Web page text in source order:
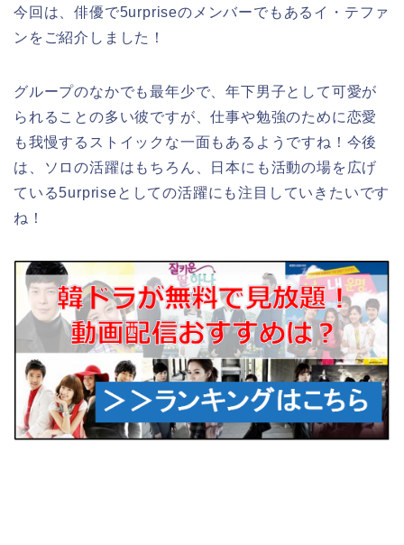
今回は、俳優で5urpriseのメンバーでもあるイ・テファ
ンをご紹介しました！
グループのなかでも最年少で、年下男子として可愛が
られることの多い彼ですが、仕事や勉強のために恋愛
も我慢するストイックな一面もあるようですね！今後
は、ソロの活躍はもちろん、日本にも活動の場を広げ
ている5urpriseとしての活躍にも注目していきたいです
ね！